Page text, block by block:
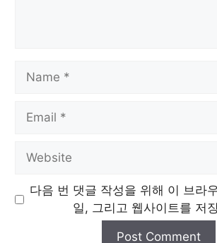
다음 번 댓글 작성을 위해 이 브라
일, 그리고 웹사이트를 저